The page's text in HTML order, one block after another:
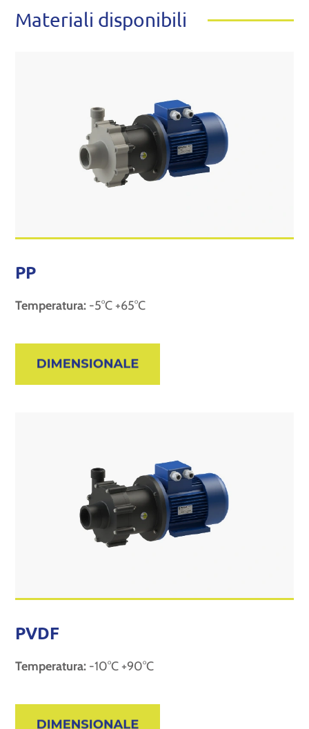
Materiali disponibili
PP
Temperatura: -5°C +65°C
PVDF
Temperatura: -10°C +90°C